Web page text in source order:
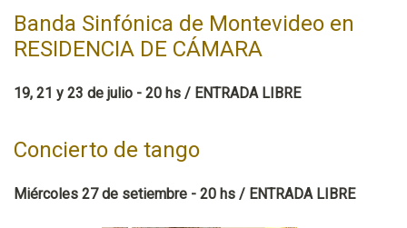
Banda Sinfónica de Montevideo en
RESIDENCIA DE CÁMARA
19, 21 y 23 de julio - 20 hs / ENTRADA LIBRE
Concierto de tango
Miércoles 27 de setiembre - 20 hs / ENTRADA LIBRE